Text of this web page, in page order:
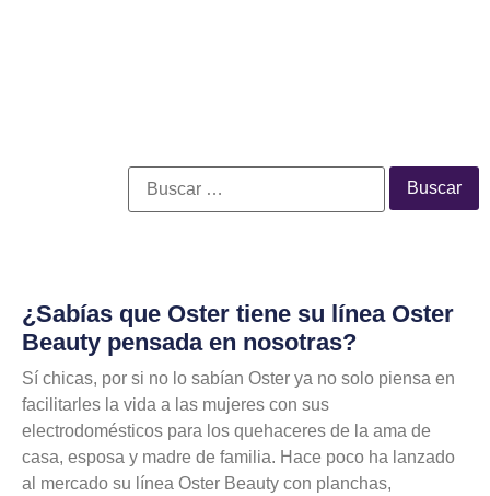
¿Sabías que Oster tiene su línea Oster
Beauty pensada en nosotras?
Sí chicas, por si no lo sabían Oster ya no solo piensa en
facilitarles la vida a las mujeres con sus
electrodomésticos para los quehaceres de la ama de
casa, esposa y madre de familia. Hace poco ha lanzado
al mercado su línea Oster Beauty con planchas,